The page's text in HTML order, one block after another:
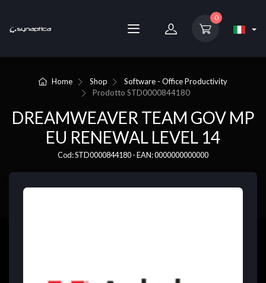
0
Home Shop
Software - Office Productivity
ProdottoSTD0000844180
DREAMWEAVER TEAM GOV MP
EU RENEWAL LEVEL 14
Cod: STD0000844180 - EAN: 0000000000000